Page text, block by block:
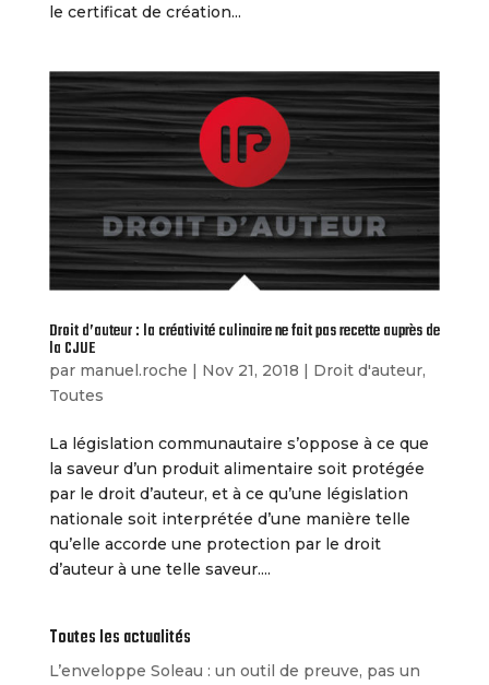
le certificat de création...
Droit d’auteur : la créativité culinaire ne fait pas recette auprès de
la CJUE
par manuel.roche | Nov 21, 2018 | Droit d'auteur,
Toutes
La législation communautaire s’oppose à ce que
la saveur d’un produit alimentaire soit protégée
par le droit d’auteur, et à ce qu’une législation
nationale soit interprétée d’une manière telle
qu’elle accorde une protection par le droit
d’auteur à une telle saveur....
Toutes les actualités
L’enveloppe Soleau : un outil de preuve, pas un